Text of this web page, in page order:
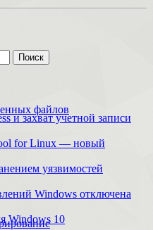
файлов
и захват учетной записи
for Linux — новый
уязвимостей
Windows отключена
Windows 10